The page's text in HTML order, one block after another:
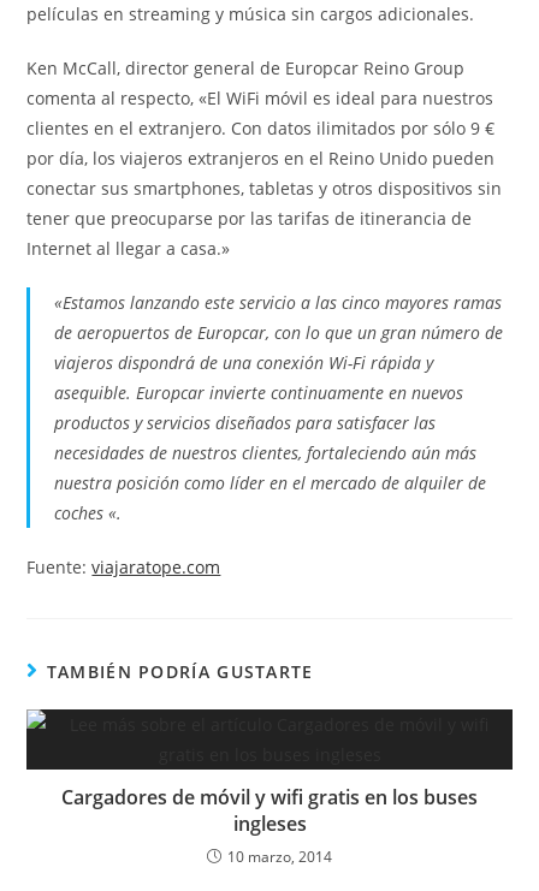
películas en streaming y música sin cargos adicionales.
Ken McCall, director general de Europcar Reino Group
comenta al respecto, «El WiFi móvil es ideal para nuestros
clientes en el extranjero. Con datos ilimitados por sólo 9 €
por día, los viajeros extranjeros en el Reino Unido pueden
conectar sus smartphones, tabletas y otros dispositivos sin
tener que preocuparse por las tarifas de itinerancia de
Internet al llegar a casa.»
«Estamos lanzando este servicio a las cinco mayores ramas
de aeropuertos de Europcar, con lo que un gran número de
viajeros dispondrá de una conexión Wi-Fi rápida y
asequible. Europcar invierte continuamente en nuevos
productos y servicios diseñados para satisfacer las
necesidades de nuestros clientes, fortaleciendo aún más
nuestra posición como líder en el mercado de alquiler de
coches «.
Fuente:viajaratope.com
TAMBIÉN PODRÍA GUSTARTE
Cargadores de móvil y wifi gratis en los buses
ingleses
10 marzo, 2014